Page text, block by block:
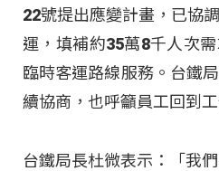
22號提出應變計畫，已協
運，填補約35萬8千人次
臨時客運路線服務。台鐵
續協商，也呼籲員工回到
台鐵局長杜微表示：「我